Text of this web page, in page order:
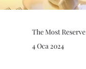
The Most Reserve
4 Oca 2024